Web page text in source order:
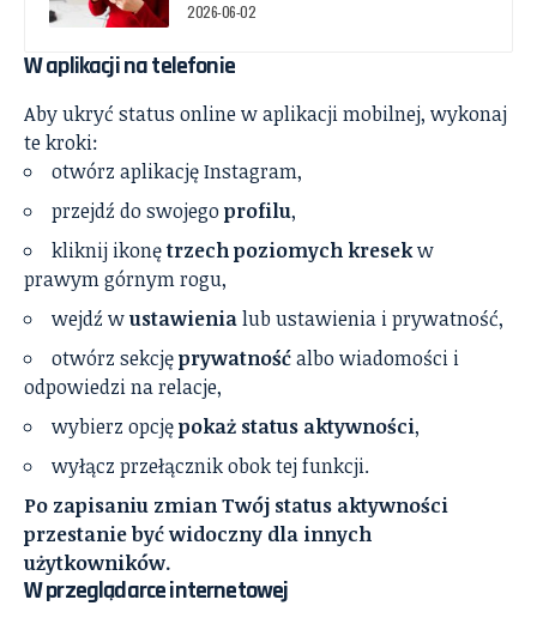
2026-06-02
W aplikacji na telefonie
Aby ukryć status online w aplikacji mobilnej, wykonaj
te kroki:
otwórz aplikację Instagram,
przejdź do swojego profilu,
kliknij ikonętrzech poziomych kresekw
prawym górnym rogu,
wejdź wustawienialub ustawienia i prywatność,
otwórz sekcjęprywatnośćalbo wiadomości i
odpowiedzi na relacje,
wybierz opcjępokaż status aktywności,
wyłącz przełącznik obok tej funkcji.
Po zapisaniu zmian Twój status aktywności
przestanie być widoczny dla innych
użytkowników.
W przeglądarce internetowej